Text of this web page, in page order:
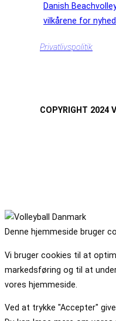
Danish
vilkårene for
Privatlivspolitik
COPYRIGHT 2024
Denne hjemmeside bruger
Vi bruger cookies til at
markedsføring og til at
vores hjemmeside.
Ved at trykke "Accepter"